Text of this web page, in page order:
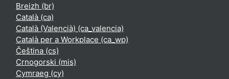
Breizh ‎(br)‎
Català ‎(ca)‎
Català (Valencià) ‎(ca_valencia)‎
Català per a Workplace ‎(ca_wp)‎
Čeština ‎(cs)‎
Crnogorski ‎(mis)‎
Cymraeg ‎(cy)‎